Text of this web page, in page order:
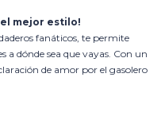
mejor estilo!
fanáticos, te permite
a dónde sea que vayas. Con un
de amor por el gasolero